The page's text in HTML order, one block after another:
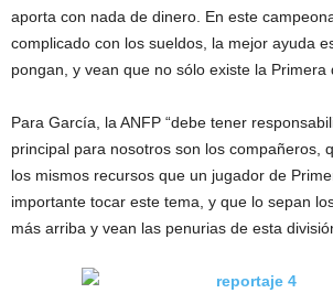
aporta con nada de dinero. En este
complicado con los sueldos, la mejor ayuda
pongan, y vean que no sólo existe la Primera
Para García, la ANFP “debe tener
principal para nosotros son los compañeros,
los mismos recursos que un jugador de
importante tocar este tema, y que lo sepan
más arriba y vean las penurias de esta